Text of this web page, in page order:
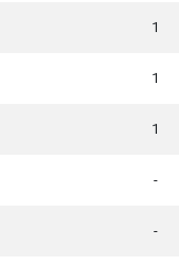
1
1
1
-
-